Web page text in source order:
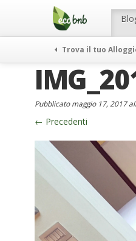
Menu
Trova il tuo
Pubblicatomaggio 17, 2017
← Precedenti